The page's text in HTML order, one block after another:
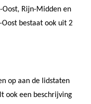
Rijn-Midden en
bestaat ook uit 2
op aan de lidstaten
ook een beschrijving